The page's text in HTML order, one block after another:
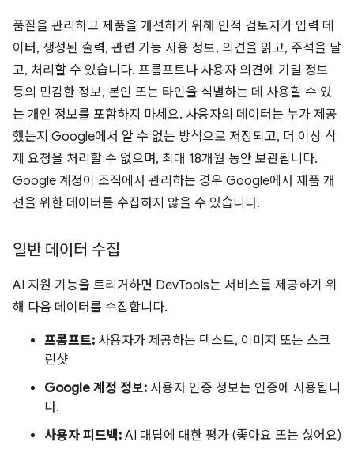
품질을 관리하고 제품을 개선하기 위해 인적 검토자가 입력 데
이터, 생성된 출력, 관련 기능 사용 정보, 의견을 읽고, 주석을 달
고, 처리할 수 있습니다. 프롬프트나 사용자 의견에 기밀 정보
등의 민감한 정보, 본인 또는 타인을 식별하는 데 사용할 수 있
는 개인 정보를 포함하지 마세요. 사용자의 데이터는 누가 제공
했는지 Google에서 알 수 없는 방식으로 저장되고, 더 이상 삭
제 요청을 처리할 수 없으며, 최대 18개월 동안 보관됩니다.
Google 계정이 조직에서 관리하는 경우 Google에서 제품 개
선을 위한 데이터를 수집하지 않을 수 있습니다.
일반 데이터 수집
AI 지원 기능을 트리거하면 DevTools는 서비스를 제공하기 위
해 다음 데이터를 수집합니다.
프롬프트: 사용자가 제공하는 텍스트, 이미지 또는 스크
린샷
Google 계정 정보: 사용자 인증 정보는 인증에 사용됩니
다.
사용자 피드백: AI 대답에 대한 평가 (좋아요 또는 싫어요)